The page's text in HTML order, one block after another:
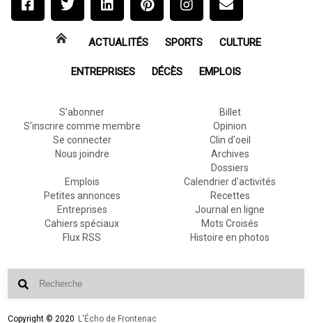
ACTUALITÉS SPORTS CULTURE
ENTREPRISES DÉCÈS EMPLOIS
S'abonner
S'inscrire comme membre
Se connecter
Nous joindre
Billet
Opinion
Clin d'oeil
Archives
Dossiers
Emplois
Petites annonces
Entreprises
Cahiers spéciaux
Flux RSS
Calendrier d'activités
Recettes
Journal en ligne
Mots Croisés
Histoire en photos
Copyright © 2020 L'Écho de Frontenac